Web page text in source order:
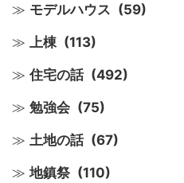
モデルハウス (59)
上棟 (113)
住宅の話 (492)
勉強会 (75)
土地の話 (67)
地鎮祭 (110)